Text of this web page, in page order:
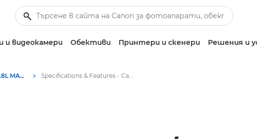
видеокамери Обективи Принтери и скенери Решения и
Canon TS-E 50mm f/2.8L MACRO - Обективи – обективи за фотоапарати Specifications & Features - Canon TS-E 50mm f/2.8L MACRO - Canon TS-E 50mm f/2.8L MACRO